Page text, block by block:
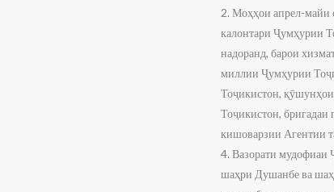
2. Моҳҳои апрел-майи
калонтари Ҷумҳурии
надоранд, барои
миллии Ҷумҳурии
Тоҷикистон,
Тоҷикистон, бригадаи
кишоварзии Агентии
4. Вазорати мудофиаи
шаҳри Душанбе ва